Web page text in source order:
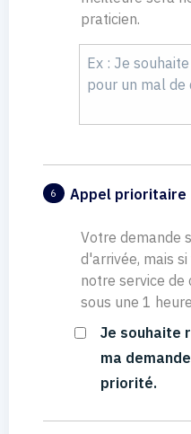
praticien.
6 Appel prioritaire
Votre demande
d'arrivée, mais
notre service de
sous une 1
Je souhaite
ma
priorité.